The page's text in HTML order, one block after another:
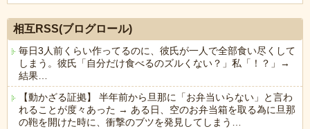
相互RSS(ブログロール)
毎日3人前くらい作ってるのに、彼氏が一人で全部食い尽くして
しまう。彼氏「自分だけ食べるのズルくない？」私「！？」→
結果…
【動かざる証拠】 半年前から旦那に「お弁当いらない」と言わ
れることが度々あった → ある日、空のお弁当箱を取る為に旦那
の鞄を開けた時に、衝撃のブツを発見してしまう…